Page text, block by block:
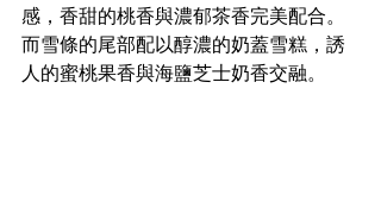
感，香甜的桃香與濃郁茶香完美配合。
而雪條的尾部配以醇濃的奶蓋雪糕，誘
人的蜜桃果香與海鹽芝士奶香交融。